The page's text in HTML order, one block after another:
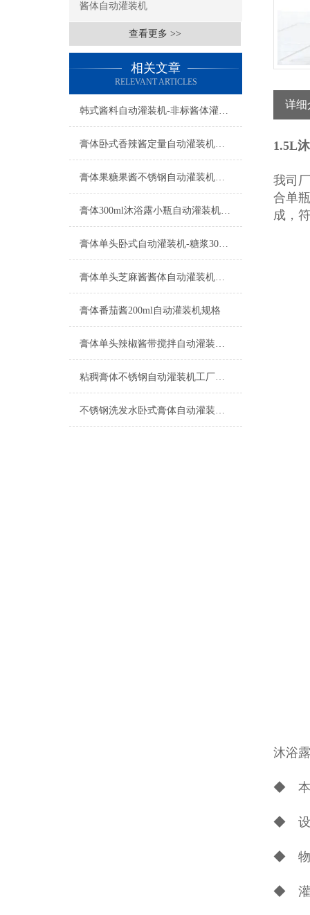
酱体自动灌装机
查看更多 >>
相关文章
RELEVANT ARTICLES
韩式酱料自动灌装机-非标酱体灌装设备工厂生产
膏体卧式香辣酱定量自动灌装机设备
膏体果糖果酱不锈钢自动灌装机设备
膏体300ml沐浴露小瓶自动灌装机功能参数
膏体单头卧式自动灌装机-糖浆300ml瓶装机设备
膏体单头芝麻酱酱体自动灌装机产品型号
膏体番茄酱200ml自动灌装机规格
膏体单头辣椒酱带搅拌自动灌装机特点
粘稠膏体不锈钢自动灌装机工厂生产
不锈钢洗发水卧式膏体自动灌装机500ml设备
详细
1.5L
我司
合单
成，
沐浴
◆ 本
◆ 设
◆ 物
◆ 灌